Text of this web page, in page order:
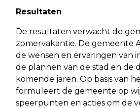
Resultaten
De resultaten verwacht de
zomervakantie. De gemeente
de wensen en ervaringen van
de plannen van de stad en de
komende jaren. Op basis van
formuleert de gemeente op
speerpunten en acties om de